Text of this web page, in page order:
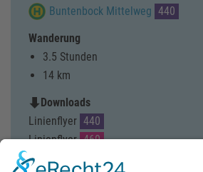
Buntenbock Mittelweg 440
Wanderung
3.5 Stunden
14 km
Downloads
Linienflyer 440
Linienflyer 460